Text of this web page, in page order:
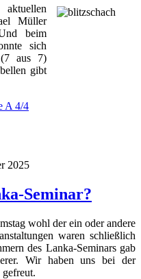
Müller
beim
sich
aus 7)
gibt
A 4/4
2025
Seminar?
wohl der ein oder andere
waren schließlich
des Lanka-Seminars gab
Wir haben uns bei der